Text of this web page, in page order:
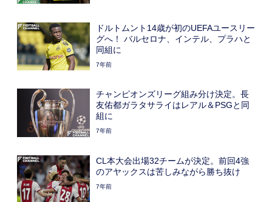
ドルトムント14歳が初のUEFAユースリー
グへ！ バルセロナ、インテル、プラハと
同組に
7年前
チャンピオンズリーグ組み分け決定。長
友佑都ガラタサライはレアル＆PSGと同
組に
7年前
CL本大会出場32チームが決定。前回4強
のアヤックスは苦しみながら勝ち抜け
7年前